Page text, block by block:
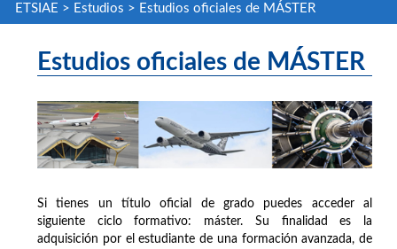
ETSIAE > Estudios > Estudios oficiales de MÁSTER
Estudios oficiales de MÁSTER
Si tienes un título oficial de grado puedes acceder al
siguiente ciclo formativo: máster. Su finalidad es la
adquisición por el estudiante de una formación avanzada, de